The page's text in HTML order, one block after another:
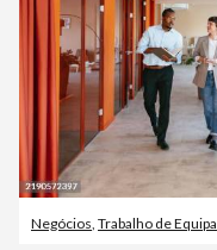
Negócios Trabalho de Equipa